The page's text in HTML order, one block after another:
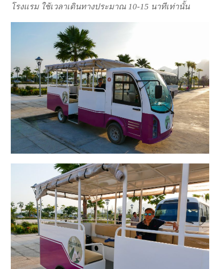
โรงแรม ใช้เวลาเดินทางประมาณ 10-15 นาทีเท่านั้น